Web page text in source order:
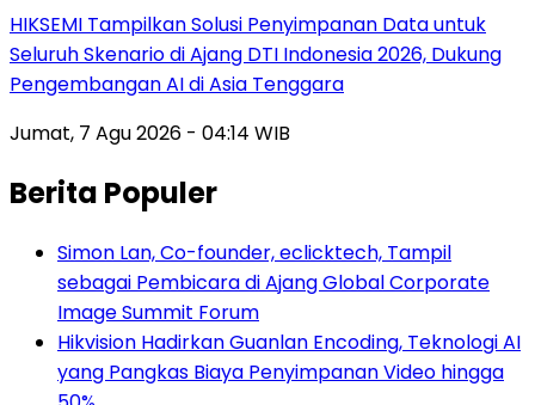
HIKSEMI Tampilkan Solusi Penyimpanan Data untuk
Seluruh Skenario di Ajang DTI Indonesia 2026, Dukung
Pengembangan AI di Asia Tenggara
Jumat, 7 Agu 2026 - 04:14 WIB
Berita Populer
Simon Lan, Co-founder, eclicktech, Tampil
sebagai Pembicara di Ajang Global Corporate
Image Summit Forum
Hikvision Hadirkan Guanlan Encoding, Teknologi AI
yang Pangkas Biaya Penyimpanan Video hingga